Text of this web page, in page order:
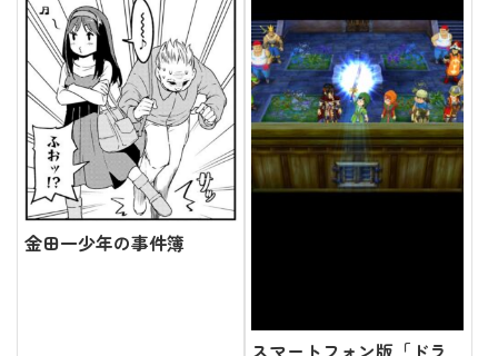
金田一少年の事件簿